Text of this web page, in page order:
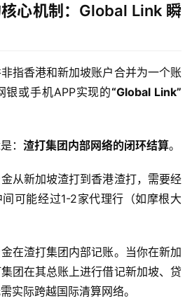
心机制：Global Link 瞬
指香港和新加坡账户合并为一个账
银或手机APP实现的“Global Link”
： 渣打集团内部网络的闭环结算。
金从新加坡渣打到香港渣打，需要经
可能经过1-2家代理行（如摩根大
在渣打集团内部记账。当你在新加
团在其总账上进行借记新加坡、贷
实际跨越国际清算网络。